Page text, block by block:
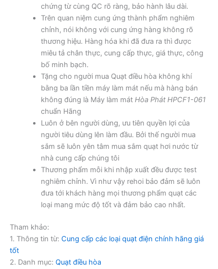
chứng từ cùng QC rõ ràng, bảo hành lâu dài.
Trên quan niệm cung ứng thành phẩm nghiêm
chỉnh, nói không với cung ứng hàng không rõ
thương hiệu. Hàng hóa khi đã đưa ra thì được
miêu tả chân thực, cung cấp thực, giá thực, công
bố minh bạch.
Tặng cho người mua Quạt điều hòa không khí
bằng ba lần tiền máy làm mát nếu mà hàng bán
không đúng là Máy làm mát Hòa Phát HPCF1-061
chuẩn Hãng
Luôn ở bên người dùng, ưu tiên quyền lợi của
người tiêu dùng lên làm đầu. Bởi thế người mua
sắm sẽ luôn yên tâm mua sắm quạt hơi nước từ
nhà cung cấp chúng tôi
Thương phẩm mỗi khi nhập xuất đều được test
nghiêm chỉnh. Vì như vậy rehoi bảo đảm sẽ luôn
đưa tới khách hàng mọi thương phẩm quạt các
loại mang mức độ tốt và đảm bảo cao nhất.
Tham khảo:
1. Thông tin từ: Cung cấp các loại quạt điện chính hãng giá
tốt
2. Danh mục: Quạt điều hòa